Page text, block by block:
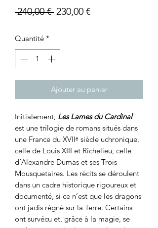
240,00 € Prix
230,00 €Prix
Quantité *
Ajouter au panier
Initialement, Les Lames du Cardinal
est une trilogie de romans situés dans
une France du XVIIᵉ siècle uchronique,
celle de Louis XIII et Richelieu, celle
d’Alexandre Dumas et ses Trois
Mousquetaires. Les récits se déroulent
dans un cadre historique rigoureux et
documenté, si ce n’est que les dragons
ont jadis régné sur la Terre. Certains
ont survécu et, grâce à la magie, se